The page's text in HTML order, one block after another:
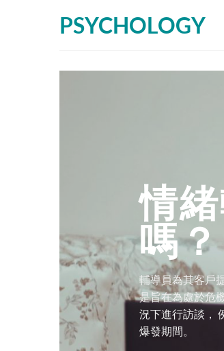
PSYCHOLOGY
情
嗎？
輔導員為其客戶
是旨在為處於危
況下進行訪談，
爆發期間。